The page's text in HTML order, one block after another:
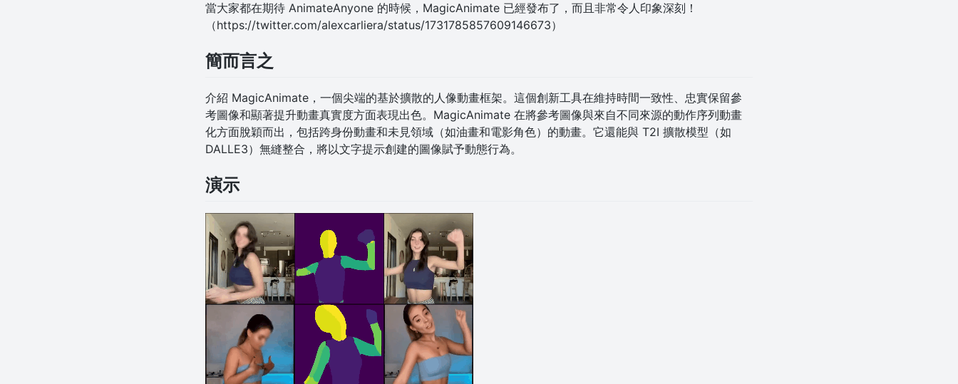
當大家都在期待 AnimateAnyone 的時候，MagicAnimate 已經發布了，而且非常令人印象深刻！
（https://twitter.com/alexcarliera/status/1731785857609146673）
簡而言之
介紹 MagicAnimate，一個尖端的基於擴散的人像動畫框架。這個創新工具在維持時間一致性、忠實保留參
考圖像和顯著提升動畫真實度方面表現出色。MagicAnimate 在將參考圖像與來自不同來源的動作序列動畫
化方面脫穎而出，包括跨身份動畫和未見領域（如油畫和電影角色）的動畫。它還能與 T2I 擴散模型（如
DALLE3）無縫整合，將以文字提示創建的圖像賦予動態行為。
演示